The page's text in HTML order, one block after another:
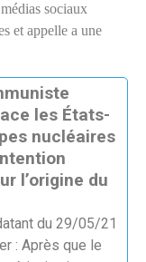
sociaux
et appelle a une
les États-
nucléaires
l’origine du
du 29/05/21
: Après que le